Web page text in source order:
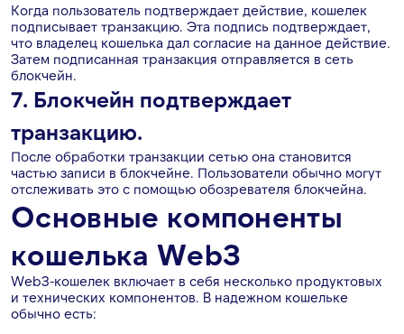
Когда пользователь подтверждает действие, кошелек
подписывает транзакцию. Эта подпись подтверждает,
что владелец кошелька дал согласие на данное действие.
Затем подписанная транзакция отправляется в сеть
блокчейн.
7. Блокчейн подтверждает
транзакцию.
После обработки транзакции сетью она становится
частью записи в блокчейне. Пользователи обычно могут
отслеживать это с помощью обозревателя блокчейна.
Основные компоненты
кошелька Web3
Web3-кошелек включает в себя несколько продуктовых
и технических компонентов. В надежном кошельке
обычно есть: